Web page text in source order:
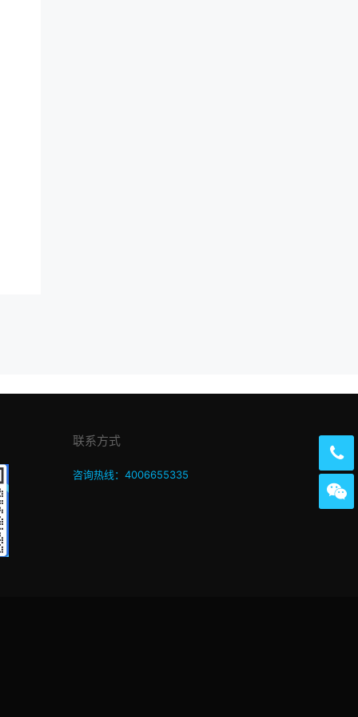
联系方式
咨询热线：4006655335